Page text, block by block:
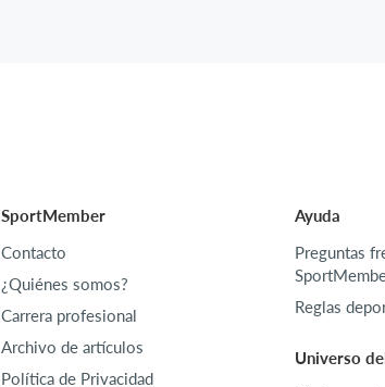
SportMember
Contacto
¿Quiénes somos?
Carrera profesional
Archivo de artículos
Política de Privacidad
Ayuda
Preguntas
Reglas
Universo